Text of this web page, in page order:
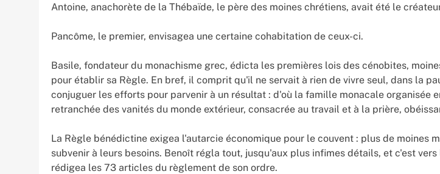
Antoine, anachorète de la Thébaïde, le père des moines chrétiens, avait été le
Pancôme, le premier, envisagea une certaine cohabitation de ceux-ci.
Basile, fondateur du monachisme grec, édicta les premières lois des cénobites,
pour établir sa Règle. En bref, il comprit qu'il ne servait à rien de vivre seul, dans la
conjuguer les efforts pour parvenir à un résultat : d'où la famille monacale
retranchée des vanités du monde extérieur, consacrée au travail et à la prière,
La Règle bénédictine exigea l'autarcie économique pour le couvent : plus de
subvenir à leurs besoins. Benoît régla tout, jusqu'aux plus infimes détails, et c'est
rédigea les 73 articles du règlement de son ordre.